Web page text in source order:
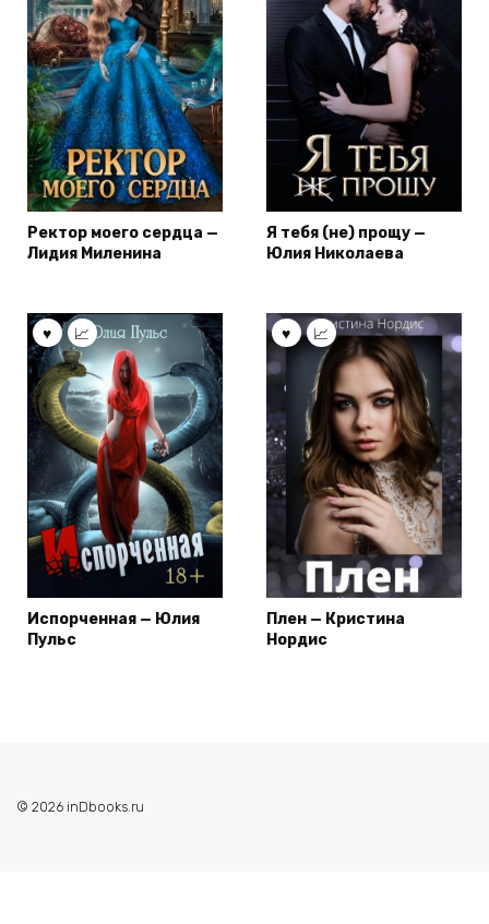
Ректор моего сердца —
Лидия Миленина
Я тебя (не) прощу —
Юлия Николаева
Испорченная — Юлия
Пульс
Плен — Кристина
Нордис
© 2026 inDbooks.ru